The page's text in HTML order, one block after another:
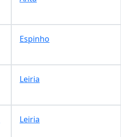
Espinho
Leiria
Leiria